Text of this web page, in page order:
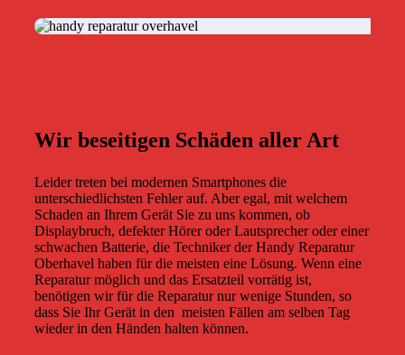
Wir beseitigen Schäden aller Art
Leider treten bei modernen Smartphones die
unterschiedlichsten Fehler auf. Aber egal, mit welchem
Schaden an Ihrem Gerät Sie zu uns kommen, ob
Displaybruch, defekter Hörer oder Lautsprecher oder einer
schwachen Batterie, die Techniker der Handy Reparatur
Oberhavel haben für die meisten eine Lösung. Wenn eine
Reparatur möglich und das Ersatzteil vorrätig ist,
benötigen wir für die Reparatur nur wenige Stunden, so
dass Sie Ihr Gerät in den meisten Fällen am selben Tag
wieder in den Händen halten können.